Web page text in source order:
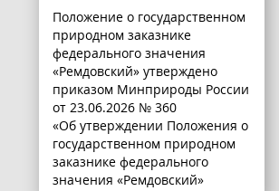
Положение о государственном
природном заказнике
федерального значения
«Ремдовский» утверждено
приказом Минприроды России
от 23.06.2026 № 360
«Об утверждении Положения о
государственном природном
заказнике федерального
значения «Ремдовский»